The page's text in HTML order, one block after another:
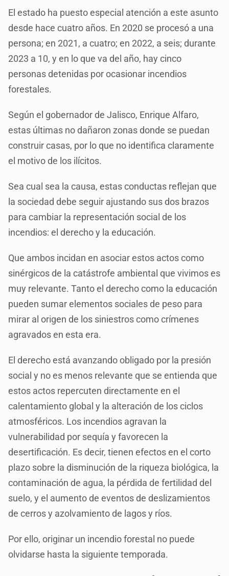
El estado ha puesto especial atención a este asunto
desde hace cuatro años. En 2020 se procesó a una
persona; en 2021, a cuatro; en 2022, a seis; durante
2023 a 10, y en lo que va del año, hay cinco
personas detenidas por ocasionar incendios
forestales.
Según el gobernador de Jalisco, Enrique Alfaro,
estas últimas no dañaron zonas donde se puedan
construir casas, por lo que no identifica claramente
el motivo de los ilícitos.
Sea cual sea la causa, estas conductas reflejan que
la sociedad debe seguir ajustando sus dos brazos
para cambiar la representación social de los
incendios: el derecho y la educación.
Que ambos incidan en asociar estos actos como
sinérgicos de la catástrofe ambiental que vivimos es
muy relevante. Tanto el derecho como la educación
pueden sumar elementos sociales de peso para
mirar al origen de los siniestros como crímenes
agravados en esta era.
El derecho está avanzando obligado por la presión
social y no es menos relevante que se entienda que
estos actos repercuten directamente en el
calentamiento global y la alteración de los ciclos
atmosféricos. Los incendios agravan la
vulnerabilidad por sequía y favorecen la
desertificación. Es decir, tienen efectos en el corto
plazo sobre la disminución de la riqueza biológica, la
contaminación de agua, la pérdida de fertilidad del
suelo, y el aumento de eventos de deslizamientos
de cerros y azolvamiento de lagos y ríos.
Por ello, originar un incendio forestal no puede
olvidarse hasta la siguiente temporada.